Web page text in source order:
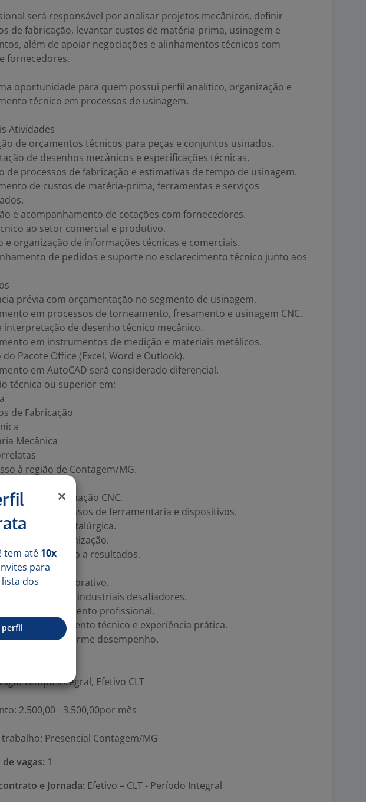
será responsável por analisar projetos mecânicos, definir
de fabricação, levantar custos de matéria-prima, usinagem e
além de apoiar negociações e alinhamentos técnicos com
fornecedores.
oportunidade para quem possui perfil analítico, organização e
técnico em processos de usinagem.
Atividades
de orçamentos técnicos para peças e conjuntos usinados.
de desenhos mecânicos e especificações técnicas.
de processos de fabricação e estimativas de tempo de usinagem.
de custos de matéria-prima, ferramentas e serviços
e acompanhamento de cotações com fornecedores.
ao setor comercial e produtivo.
e organização de informações técnicas e comerciais.
de pedidos e suporte no esclarecimento técnico junto aos
prévia com orçamentação no segmento de usinagem.
em processos de torneamento, fresamento e usinagem CNC.
interpretação de desenho técnico mecânico.
em instrumentos de medição e materiais metálicos.
Pacote Office (Excel, Word e Outlook).
em AutoCAD será considerado diferencial.
técnica ou superior em:
de Fabricação
Mecânica
à região de Contagem/MG.
com programação CNC.
em processos de ferramentaria e dispositivos.
em indústria metalúrgica.
e organização.
e orientado a resultados.
técnico e colaborativo.
em projetos industriais desafiadores.
de crescimento profissional.
do conhecimento técnico e experiência prática.
e bônus conforme desempenho.
Adicionais
Tempo integral, Efetivo CLT
2.500,00 - 3.500,00por mês
trabalho: Presencial Contagem/MG
vagas: 1
e Jornada: Efetivo – CLT - Período Integral
tem até 10x
para
dos
perfil